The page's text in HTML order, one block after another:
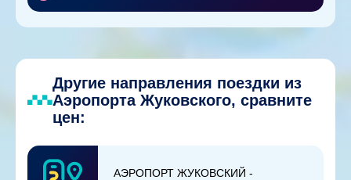
Другие направления поездки из
Аэропорта Жуковского, сравните
цен:
АЭРОПОРТ ЖУКОВСКИЙ -